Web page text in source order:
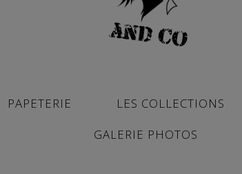
PAPETERIE LES COLLECTIONS
GALERIE PHOTOS